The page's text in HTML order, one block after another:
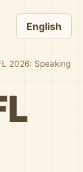
English
2026: Speaking